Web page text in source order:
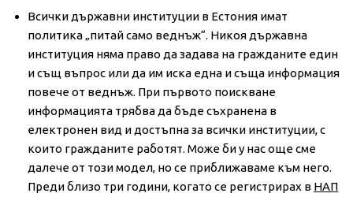
Всички държавни институции в Естония имат
политика „питай само веднъж“. Никоя държавна
институция няма право да задава на гражданите един
и същ въпрос или да им иска една и съща информация
повече от веднъж. При първото поискване
информацията трябва да бъде съхранена в
електронен вид и достъпна за всички институции, с
които гражданите работят. Може би у нас още сме
далече от този модел, но се приближаваме към него.
Преди близо три години, когато се регистрирах в НАП